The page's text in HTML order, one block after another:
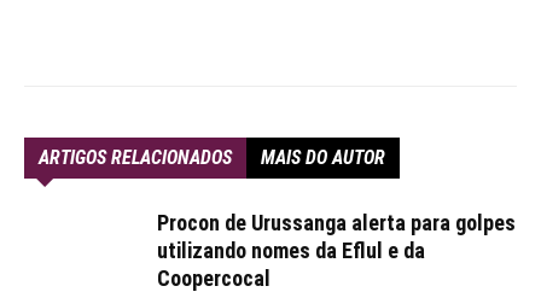
ARTIGOS RELACIONADOS MAIS DO AUTOR
Procon de Urussanga alerta para golpes
utilizando nomes da Eflul e da
Coopercocal